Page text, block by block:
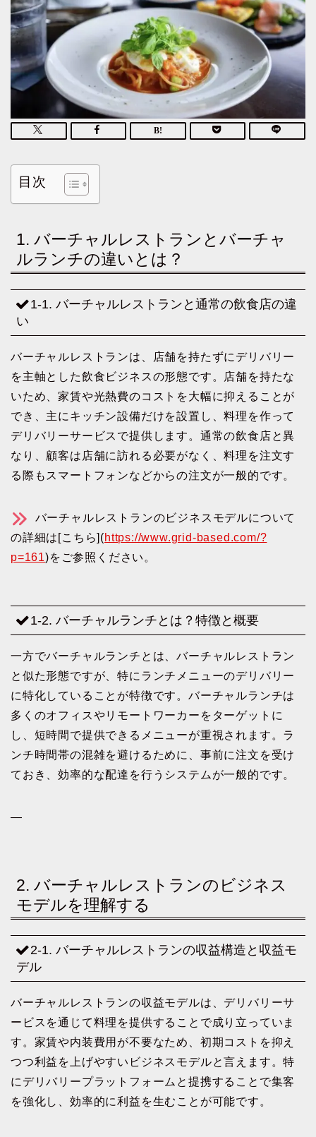
目次
1. バーチャルレストランとバーチャ
ルランチの違いとは？
1-1. バーチャルレストランと通常の飲食店の違
い
バーチャルレストランは、店舗を持たずにデリバリー
を主軸とした飲食ビジネスの形態です。店舗を持たな
いため、家賃や光熱費のコストを大幅に抑えることが
でき、主にキッチン設備だけを設置し、料理を作って
デリバリーサービスで提供します。通常の飲食店と異
なり、顧客は店舗に訪れる必要がなく、料理を注文す
る際もスマートフォンなどからの注文が一般的です。
バーチャルレストランのビジネスモデルについて
の詳細は[こちら](https://www.grid-based.com/?
p=161)をご参照ください。
1-2. バーチャルランチとは？特徴と概要
一方でバーチャルランチとは、バーチャルレストラン
と似た形態ですが、特にランチメニューのデリバリー
に特化していることが特徴です。バーチャルランチは
多くのオフィスやリモートワーカーをターゲットに
し、短時間で提供できるメニューが重視されます。ラ
ンチ時間帯の混雑を避けるために、事前に注文を受け
ておき、効率的な配達を行うシステムが一般的です。
—
2. バーチャルレストランのビジネス
モデルを理解する
2-1. バーチャルレストランの収益構造と収益モ
デル
バーチャルレストランの収益モデルは、デリバリーサ
ービスを通じて料理を提供することで成り立っていま
す。家賃や内装費用が不要なため、初期コストを抑え
つつ利益を上げやすいビジネスモデルと言えます。特
にデリバリープラットフォームと提携することで集客
を強化し、効率的に利益を生むことが可能です。